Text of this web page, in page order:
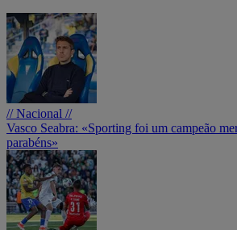
// Nacional //
Vasco Seabra: «Sporting foi um campeão
parabéns»